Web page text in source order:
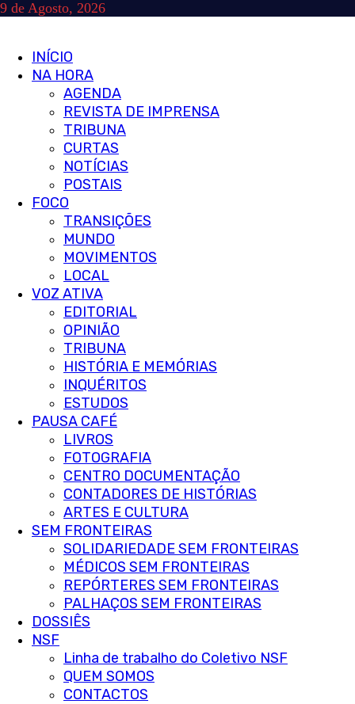
Skip
9 de Agosto, 2026
Primary
Menu
INÍCIO
NA HORA
AGENDA
REVISTA DE IMPRENSA
TRIBUNA
CURTAS
NOTÍCIAS
POSTAIS
FOCO
TRANSIÇÕES
MUNDO
MOVIMENTOS
LOCAL
VOZ ATIVA
EDITORIAL
OPINIÃO
TRIBUNA
HISTÓRIA E MEMÓRIAS
INQUÉRITOS
ESTUDOS
PAUSA CAFÉ
LIVROS
FOTOGRAFIA
CENTRO DOCUMENTAÇÃO
CONTADORES DE HISTÓRIAS
ARTES E CULTURA
SEM FRONTEIRAS
SOLIDARIEDADE SEM FRONTEIRAS
MÉDICOS SEM FRONTEIRAS
REPÓRTERES SEM FRONTEIRAS
PALHAÇOS SEM FRONTEIRAS
DOSSIÊS
NSF
Linha de trabalho do Coletivo NSF
QUEM SOMOS
CONTACTOS